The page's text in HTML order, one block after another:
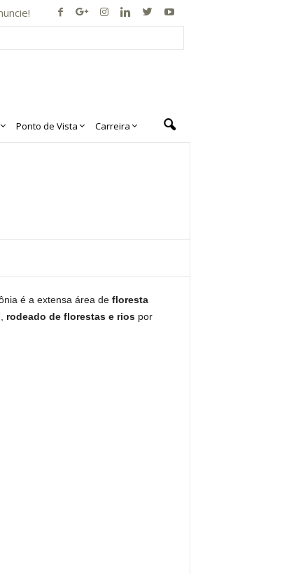
Ponto de Vista Carreira
é a extensa área de floresta
rodeado de florestas e riospor